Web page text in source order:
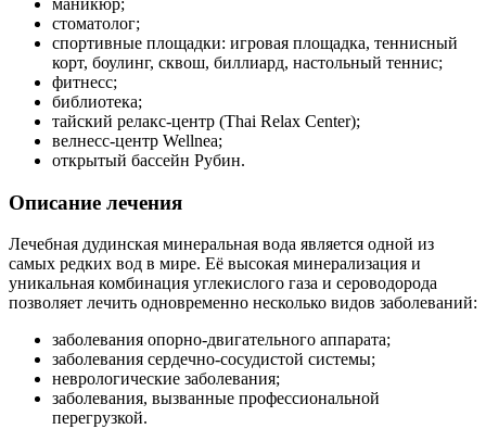
стоматолог;
спортивные площадки: игровая площадка, теннисный
корт, боулинг, сквош, биллиард, настольный теннис;
фитнесс;
библиотека;
тайский релакс-центр (Thai Relax Center);
велнесс-центр Wellnea;
открытый бассейн Рубин.
Описание лечения
Лечебная дудинская минеральная вода является одной из
самых редких вод в мире. Её высокая минерализация и
уникальная комбинация углекислого газа и сероводорода
позволяет лечить одновременно несколько видов заболеваний:
заболевания опорно-двигательного аппарата;
заболевания сердечно-сосудистой системы;
неврологические заболевания;
заболевания, вызванные профессиональной
перегрузкой.